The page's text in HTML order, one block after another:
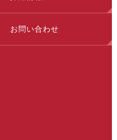
お問い合わせ